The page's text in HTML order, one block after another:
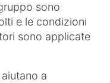
sono
e le condizioni
sono applicate
a